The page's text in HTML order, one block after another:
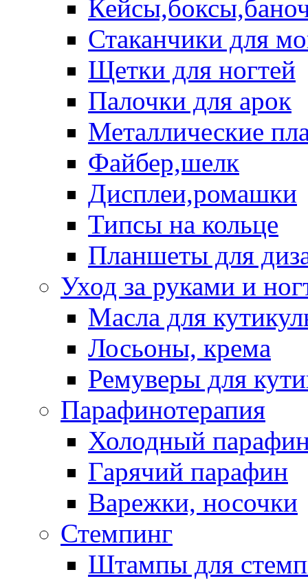
Стаканчики для
Щетки для ногтей
Палочки для арок
Металлические
Файбер,шелк
Дисплеи,ромашки
Типсы на кольце
Планшеты для
Уход за руками и
Масла для
Лосьоны, крема
Ремуверы для
Парафинотерапия
Холодный
Гарячий парафин
Варежки, носочки
Стемпинг
Штампы для